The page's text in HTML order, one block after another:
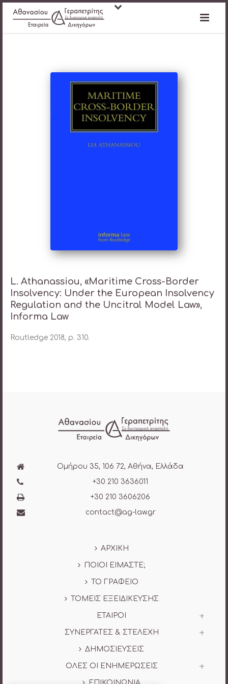
L. Athanassiou, «Maritime Cross-Border
Insolvency: Under the European Insolvency
Regulation and the Uncitral Model Law»,
Informa Law
Routledge 2018, p. 310.
Ομήρου 35, 106 72, Αθήνα, Ελλάδα
+30 210 3636011
+30 210 3606206
contact@ag-law.gr
ΑΡΧΙΚΗ
ΠΟΙΟΙ ΕΙΜΑΣΤΕ;
ΤΟ ΓΡΑΦΕΙΟ
ΤΟΜΕΙΣ ΕΞΕΙΔΙΚΕΥΣΗΣ
ΕΤΑΙΡΟΙ
ΣΥΝΕΡΓΑΤΕΣ & ΣΤΕΛΕΧΗ
ΔΗΜΟΣΙΕΥΣΕΙΣ
ΟΛΕΣ ΟΙ ΕΝΗΜΕΡΩΣΕΙΣ